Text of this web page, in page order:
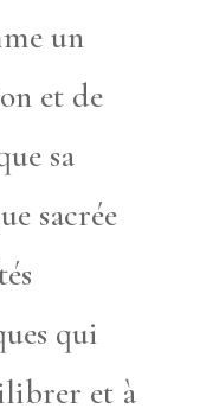
un
et de
sa
sacrée
qui
et à